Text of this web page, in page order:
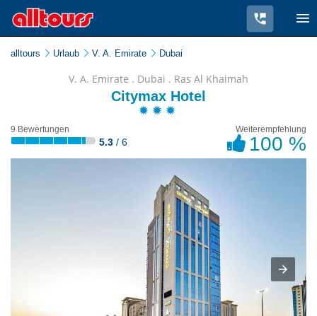
alltours Urlaub V. A. Emirate Dubai
V. A. Emirate . Dubai . Ras Al Khaimah
Citymax Hotel
9 Bewertungen
5.3 / 6
Weiterempfehlung
100 %